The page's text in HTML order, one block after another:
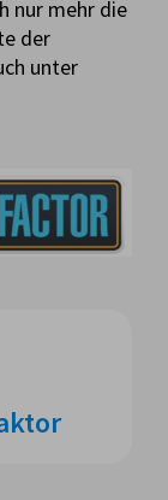
nur mehr die
der
unter